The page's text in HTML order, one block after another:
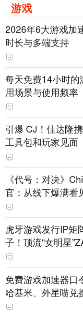
游戏
2026年6大游戏加
时长与多端支持
每天免费14小时
用场景与使用频率
引爆 CJ！佳达隆
工具包和玩家见面
《代号：对决》
官：从线下爆满看
待
虎牙游戏发行IP矩
子！顶流“女明星
PY 正版3D消除手
惊喜曝光
免费游戏加速器口
哈基米、外星喵兑